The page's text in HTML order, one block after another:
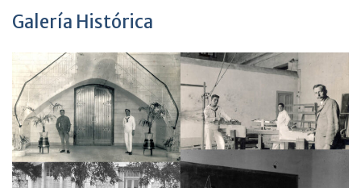
Galería Histórica